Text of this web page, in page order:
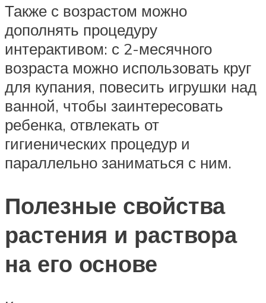
Также с возрастом можно
дополнять процедуру
интерактивом: с 2-месячного
возраста можно использовать круг
для купания, повесить игрушки над
ванной, чтобы заинтересовать
ребенка, отвлекать от
гигиенических процедур и
параллельно заниматься с ним.
Полезные свойства
растения и раствора
на его основе